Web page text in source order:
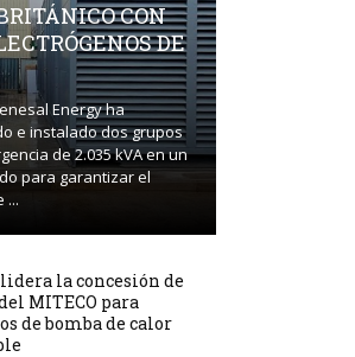
CON
DE
Energy ha
e instalado dos grupos
de 2.035 kVA en un
para garantizar el
...
la concesión de
MITECO para
de bomba de calor